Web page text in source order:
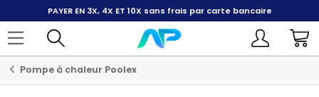
PAYER EN 3X, 4X ET 10X sans frais par carte bancaire
Pompe à chaleur Poolex